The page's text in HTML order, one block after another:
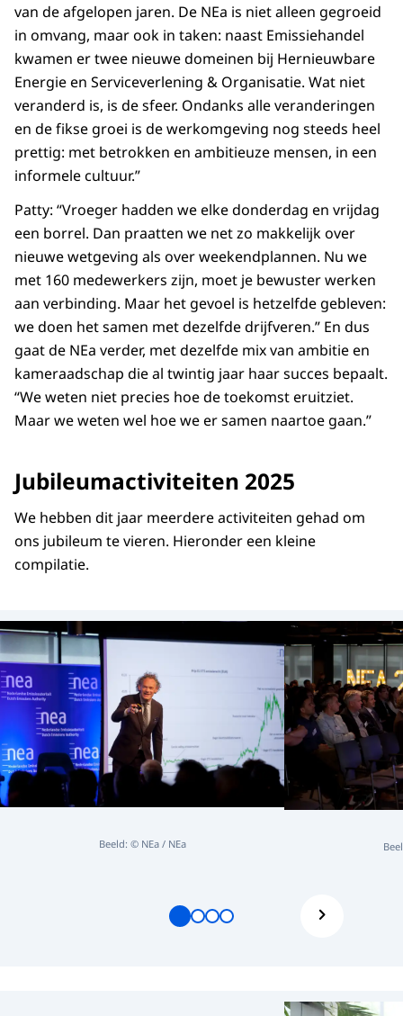
van de afgelopen jaren. De NEa is niet alleen gegroeid
in omvang, maar ook in taken: naast Emissiehandel
kwamen er twee nieuwe domeinen bij Hernieuwbare
Energie en Serviceverlening & Organisatie. Wat niet
veranderd is, is de sfeer. Ondanks alle veranderingen
en de fikse groei is de werkomgeving nog steeds heel
prettig: met betrokken en ambitieuze mensen, in een
informele cultuur.”
Patty: “Vroeger hadden we elke donderdag en vrijdag
een borrel. Dan praatten we net zo makkelijk over
nieuwe wetgeving als over weekendplannen. Nu we
met 160 medewerkers zijn, moet je bewuster werken
aan verbinding. Maar het gevoel is hetzelfde gebleven:
we doen het samen met dezelfde drijfveren.” En dus
gaat de NEa verder, met dezelfde mix van ambitie en
kameraadschap die al twintig jaar haar succes bepaalt.
“We weten niet precies hoe de toekomst eruitziet.
Maar we weten wel hoe we er samen naartoe gaan.”
Jubileumactiviteiten 2025
We hebben dit jaar meerdere activiteiten gehad om
ons jubileum te vieren. Hieronder een kleine
compilatie.
Beeld: © NEa / NEa